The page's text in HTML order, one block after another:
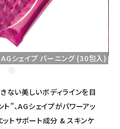
AGシェイプ バーニング (30包入)
ない美しいボディラインを目
”、AGシェイプがパワーアッ
トサポート成分 & スキンケ